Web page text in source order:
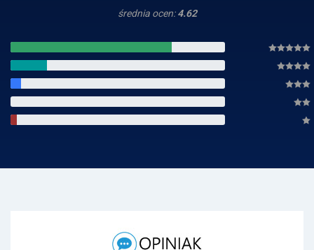
średnia ocen:4.62